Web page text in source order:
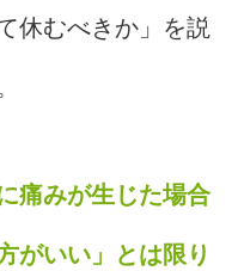
休むべきか」を説
痛みが生じた場合
がいい」とは限り